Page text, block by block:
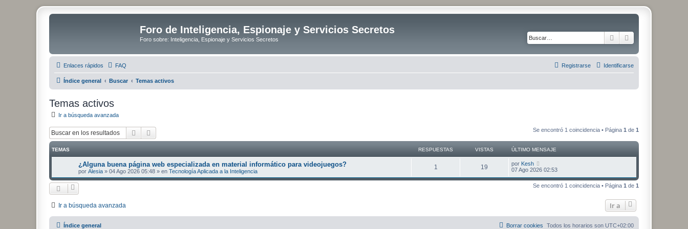
Foro de Inteligencia, Espionaje y Servicios Secretos
Foro sobre: Inteligencia, Espionaje y Servicios Secretos Buscar
Enlaces rápidos FAQ Identificarse
Registrarse
Índice general Buscar Temas activos
Temas activos
Ir a búsqueda avanzada
Buscar Se encontró 1 coincidencia • Página 1 de 1
TEMAS RESPUESTAS VISTAS ÚLTIMO MENSAJE
¿Alguna buena página web especializada en material informático para videojuegos?
por Alesia » 04 Ago 2026 05:48 » en Tecnología Aplicada a la Inteligencia
1
e
19
i
Ú
l
i
s
a
por Kesh
07 Ago 2026 02:53
Se encontró 1 coincidencia • Página 1 de 1
Ir a búsqueda avanzada Ir a
Índice general Todos los horarios son UTC+02:00
Borrar cookies